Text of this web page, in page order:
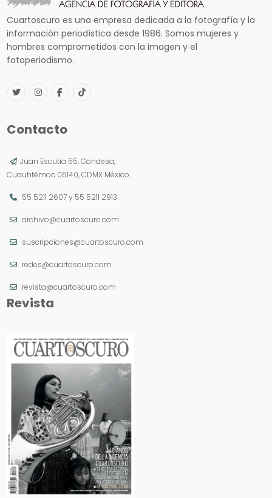
Cuartoscuro es una empresa dedicada a la fotografía y la
información periodística desde 1986. Somos mujeres y
hombres comprometidos con la imagen y el
fotoperiodismo.
Contacto
Juan Escutia 55, Condesa,
Cuauhtémoc 06140, CDMX México.
55 5211 2607y 55 5211 2913
archivo@cuartoscuro.com
suscripciones@cuartoscuro.com
redes@cuartoscuro.com
revista@cuartoscuro.com
Revista